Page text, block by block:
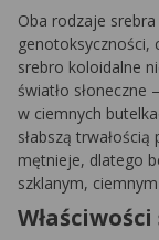
Oba rodzaje
genotoksyczności,
srebro koloidalne
światło słoneczne
w ciemnych
słabszą
mętnieje, dlatego
szklanym,